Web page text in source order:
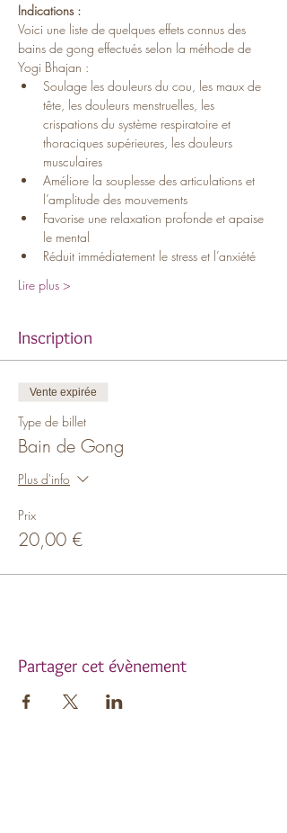
Indications :
Voici une liste de quelques effets connus des
bains de gong effectués selon la méthode de
Yogi Bhajan :
Soulage les douleurs du cou, les maux de
tête, les douleurs menstruelles, les
crispations du système respiratoire et
thoraciques supérieures, les douleurs
musculaires
Améliore la souplesse des articulations et
l’amplitude des mouvements
Favorise une relaxation profonde et apaise
le mental
Réduit immédiatement le stress et l’anxiété
Lire plus >
Inscription
Vente expirée
Type de billet
Bain de Gong
Plus d'info
Prix
20,00 €
Partager cet évènement